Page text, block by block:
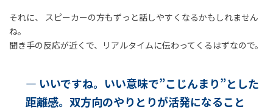
それに、 スピーカーの方もずっと話しやすくなるかもしれません
ね。
聞き手の反応が近くで、リアルタイムに伝わってくるはずなので。
― いいですね。いい意味で”こじんまり”とした
距離感。双方向のやりとりが活発になること